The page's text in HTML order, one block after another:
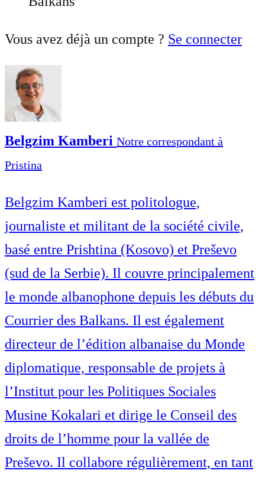
Vous avez déjà un compte ? Se connecter
Belgzim Kamberi Notre correspondant à
Pristina
Belgzim Kamberi est politologue,
journaliste et militant de la société civile,
basé entre Prishtina (Kosovo) et Preševo
(sud de la Serbie). Il couvre principalement
le monde albanophone depuis les débuts du
Courrier des Balkans. Il est également
directeur de l’édition albanaise du Monde
diplomatique, responsable de projets à
l’Institut pour les Politiques Sociales
Musine Kokalari et dirige le Conseil des
droits de l’homme pour la vallée de
Preševo. Il collabore régulièrement, en tant